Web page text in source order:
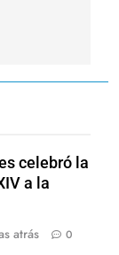
celebró la
a la
atrás 0